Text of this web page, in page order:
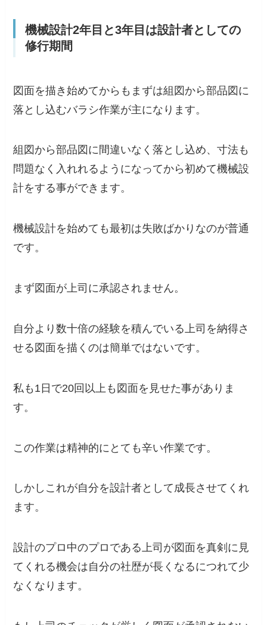
機械設計2年目と3年目は設計者としての
修行期間
図面を描き始めてからもまずは組図から部品図に
落とし込むバラシ作業が主になります。
組図から部品図に間違いなく落とし込め、寸法も
問題なく入れれるようになってから初めて機械設
計をする事ができます。
機械設計を始めても最初は失敗ばかりなのが普通
です。
まず図面が上司に承認されません。
自分より数十倍の経験を積んでいる上司を納得さ
せる図面を描くのは簡単ではないです。
私も1日で20回以上も図面を見せた事がありま
す。
この作業は精神的にとても辛い作業です。
しかしこれが自分を設計者として成長させてくれ
ます。
設計のプロ中のプロである上司が図面を真剣に見
てくれる機会は自分の社歴が長くなるにつれて少
なくなります。